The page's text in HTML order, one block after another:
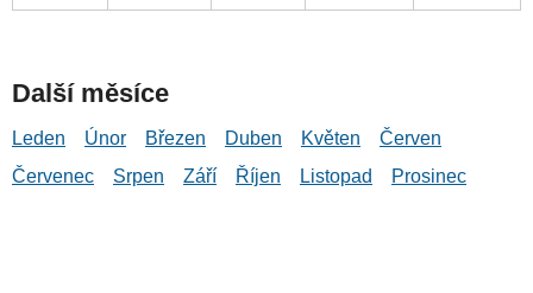
Další měsíce
Leden Únor Březen Duben Květen
Červen
Červenec
Srpen Září Říjen Listopad Prosinec